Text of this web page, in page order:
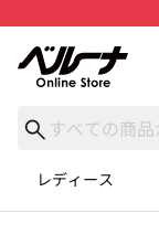
レディース